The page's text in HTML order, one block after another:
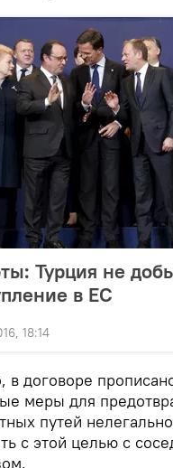
Турция не
в ЕС
18:14
в договоре
меры для
путей
с этой целью с